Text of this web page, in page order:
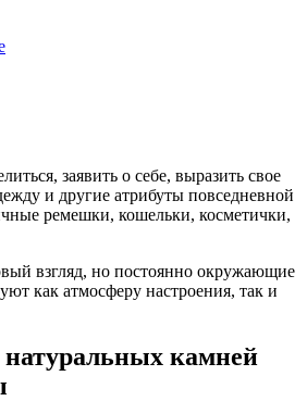
заявить о себе, выразить свое
и другие атрибуты повседневной
ремешки, кошельки, косметички,
взгляд, но постоянно окружающие
как атмосферу настроения, так и
камней